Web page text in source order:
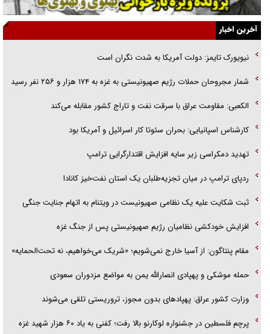
ارتقا می‌داد
راننده مست به قانون می‌خندد
همه آقای دوربینی شده‌ایم!
قصه ناتمام سرویس مدارس
آیا مقاومت فلسطین خلع‌سلاح می‌شود؟
آخرین اخبار
نیویورک تایمز: دولت آمریکا به شدت نگران است
شمار مجروحان حملات رژیم صهیونیستی به غزه به ۱۷۴ هزار و ۲۵۶ نفر رسید
الکعبی: مقاومت عراق با سرقت نفت و تاراج کشور مقابله می‌کند
کارشناس اسپانیایی: بحران سئوتا کار اسرائیل و آمریکا بود
تهدید دمکراسی زیر سایه افزایش اقتدارگرایی ترامپ
ردپای ترامپ در میان تجزیه‌طلبان یک استان نفت‌خیز کانادا
ثبت شکایت علیه یک نظامی صهیونیست در ویتنام به اتهام جنایت جنگی
افزایش خودکشی نظامیان رژیم صهیونیستی پس از جنگ غزه
مقام پنتاگون: از آسیا خارج نمی‌شویم؛ «شریک می‌خواهیم، نه تحت‌الحمایه»
حمله موشکی و پهپادی انصارالله یمن به مواضع مزدوران سعودی
وزارت کشور عراق: پهپادهای بدون مجوز، تروریستی تلقی می‌شوند
پرچم فلسطین در جشنواره لوکارنو بالا رفت؛ کفنی به یاد ۶۰ هزار شهید غزه